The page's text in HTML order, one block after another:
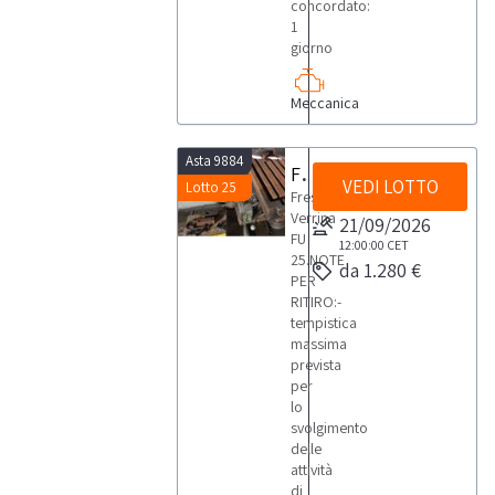
concordato:
1
giorno
Meccanica
Asta 9884
Lotto 25
Fresatrice Verrina
Fresatrice
Verrina
FU
25.NOTE
PER
RITIRO:-
tempistica
massima
prevista
per
lo
svolgimento
delle
attività
di
VEDI LOTTO
21/09/2026
12:00:00 CET
da 1.280 €